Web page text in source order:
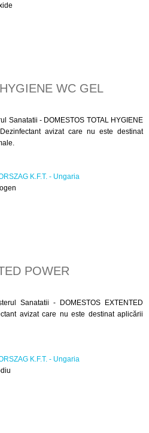
WC GEL
Sanatatii - DOMESTOS TOTAL HYGIENE
avizat care nu este destinat
K.F.T. - Ungaria
POWER
Sanatatii - DOMESTOS EXTENTED
avizat care nu este destinat aplicării
K.F.T. - Ungaria